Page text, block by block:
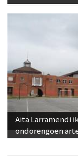
Aita Larramendi
ondorengoen